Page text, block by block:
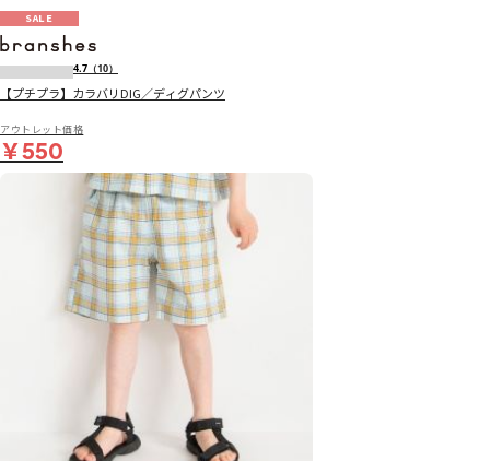
SALE
4.7 （10）
【プチプラ】カラバリDIG／ディグパンツ
アウトレット価格
￥550